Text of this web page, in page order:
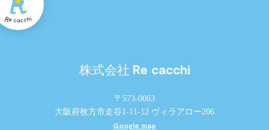
株式会社 Re cacchi
〒573-0063
大阪府枚方市走谷1-11-12 ヴィラアロー206
Google map